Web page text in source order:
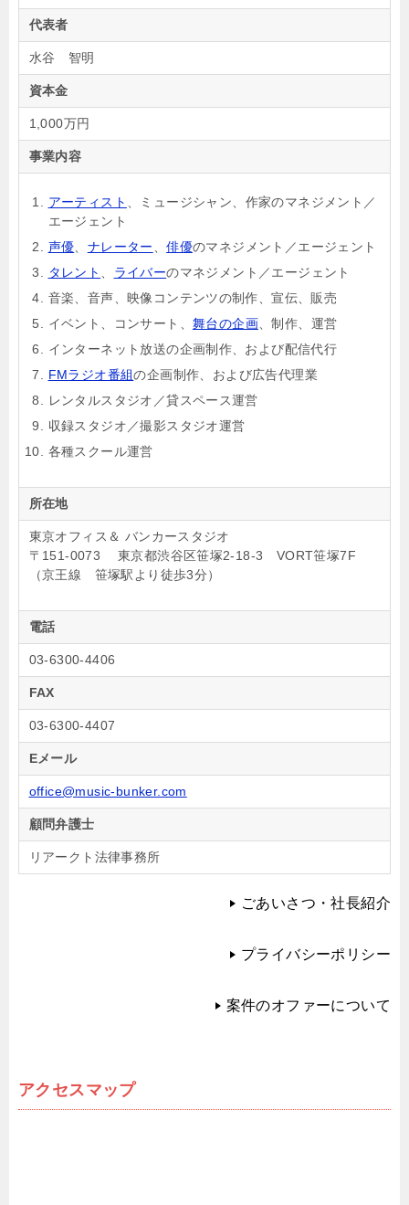
代表者
水谷 智明
資本金
1,000万円
事業内容
アーティスト
、ミュージシャン、作家のマネジメント／
エージェント
声優
ナレーター 、俳優のマネジメント／エージェント
タレント
ライバーのマネジメント／エージェント
音楽、音声、映像コンテンツの制作、宣伝、販売
イベント、コンサート、 舞台の企画、制作、運営
インターネット放送の企画制作、および配信代行
FMラジオ番組の企画制作、および広告代理業
レンタルスタジオ／貸スペース運営
収録スタジオ／撮影スタジオ運営
各種スクール運営
所在地
東京オフィス＆ バンカースタジオ
〒151-0073 東京都渋谷区笹塚2-18-3 VORT笹塚7F
（京王線 笹塚駅より徒歩3分）
電話
03-6300-4406
FAX
03-6300-4407
Eメール
office@music-bunker.com
顧問弁護士
リアークト法律事務所
ごあいさつ・社長紹介
プライバシーポリシー
案件のオファーについて
アクセスマップ